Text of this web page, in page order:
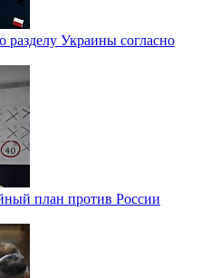
разделу Украины согласно
план против России